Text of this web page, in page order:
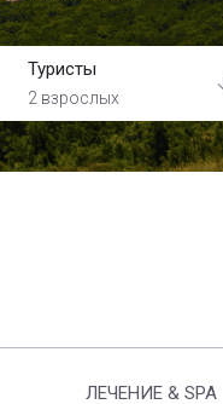
Туристы
2 взрослых
ЛЕЧЕНИЕ & SPA